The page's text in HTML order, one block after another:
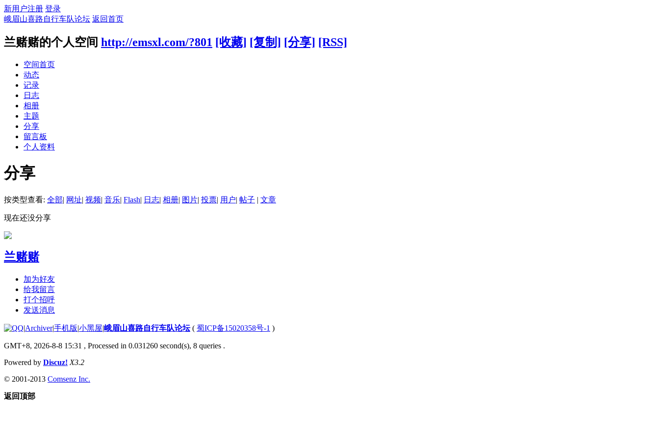
新用户注册 登录
峨眉山喜路自行车队论坛 返回首页
兰赌赌的个人空间 http://emsxl.com/?801 [收藏] [复制] [分享] [RSS]
空间首页
动态
记录
日志
相册
主题
分享
留言板
个人资料
分享
按类型查看: 全部| 网址| 视频| 音乐| Flash| 日志| 相册| 图片| 投票| 用户| 帖子 | 文章
现在还没分享
兰赌赌
加为好友
给我留言
打个招呼
发送消息
|Archiver|手机版|小黑屋|峨眉山喜路自行车队论坛( 蜀ICP备15020358号-1 )
GMT+8, 2026-8-8 15:31 , Processed in 0.031260 second(s), 8 queries .
Powered by Discuz! X3.2
© 2001-2013 Comsenz Inc.
返回顶部